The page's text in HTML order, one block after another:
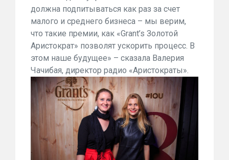
должна подпитываться как раз за счет
малого и среднего бизнеса – мы верим,
что такие премии, как «Grant’s Золотой
Аристократ» позволят ускорить процесс. В
этом наше будущее» – сказала Валерия
Чачибая, директор радио «Аристократы».